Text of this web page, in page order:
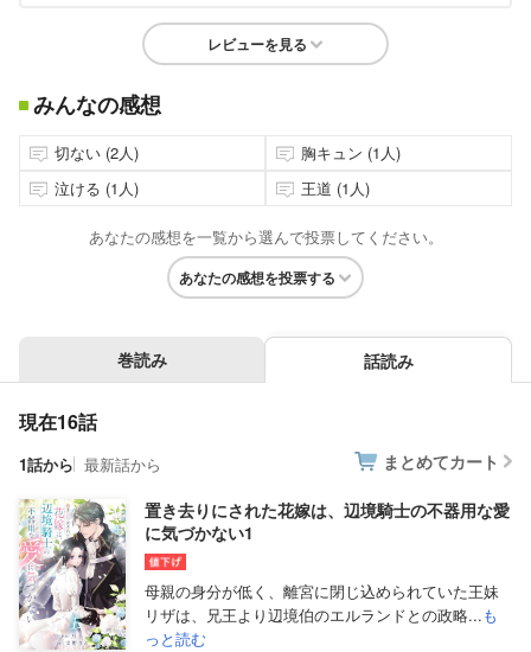
レビューを見る
みんなの感想
切ない (2人)
胸キュン (1人)
泣ける (1人)
王道 (1人)
あなたの感想を一覧から選んで投票してください。
あなたの感想を投票する
巻読み 話読み
現在16話
1話から 最新話から まとめてカート
置き去りにされた花嫁は、辺境騎士の不器用な愛
に気づかない1
母親の身分が低く、離宮に閉じ込められていた王妹
リザは、兄王より辺境伯のエルランドとの政略...も
っと読む